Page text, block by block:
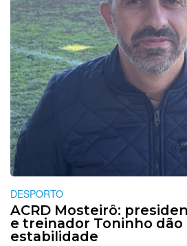
DESPORTO
ACRD Mosteirô:
e treinador Toninho dão
estabilidade